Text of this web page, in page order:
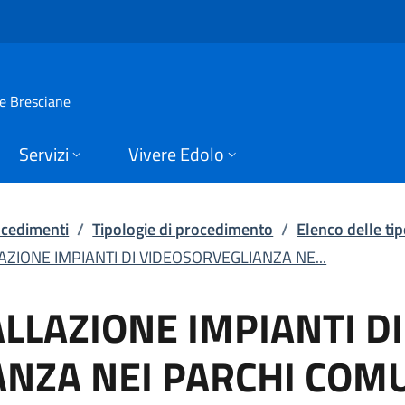
Bresciane
Servizi Vivere Edolo
/ Tipologie di procedimento / Elenco delle
IMPIANTI DI VIDEOSORVEGLIANZA NE...
IMPIANTI DI
NEI PARCHI